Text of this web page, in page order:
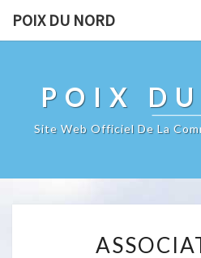
POIX DU NORD
POIX
Site Web Officiel De La